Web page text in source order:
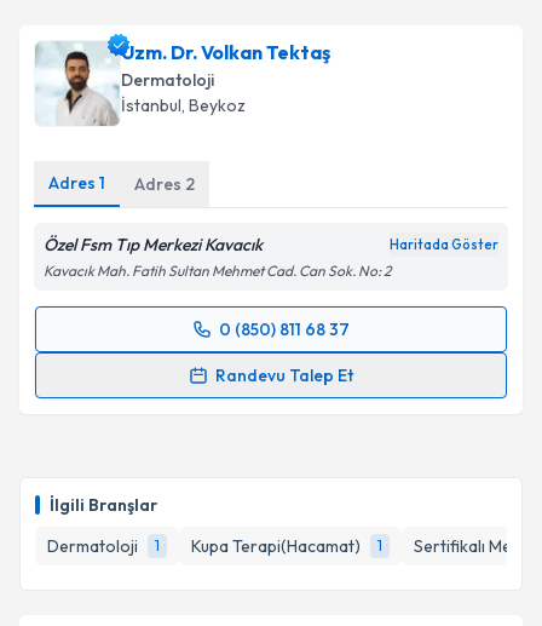
İlgili Branşlar
Dermatoloji
1 Kupa Terapi(Hacamat) 1 Sertifikalı
Uzm. Dr. Volkan Tektaş
Dermatoloji
İstanbul, Beykoz
Adres 1 Adres 2
Özel Fsm Tıp Merkezi Kavacık Haritada Göster
Kavacık Mah. Fatih Sultan Mehmet Cad. Can Sok. No: 2
0 (850) 811 68 37
Randevu Talep Et
Randevu Takvimi Talebi
E-posta Adresiniz